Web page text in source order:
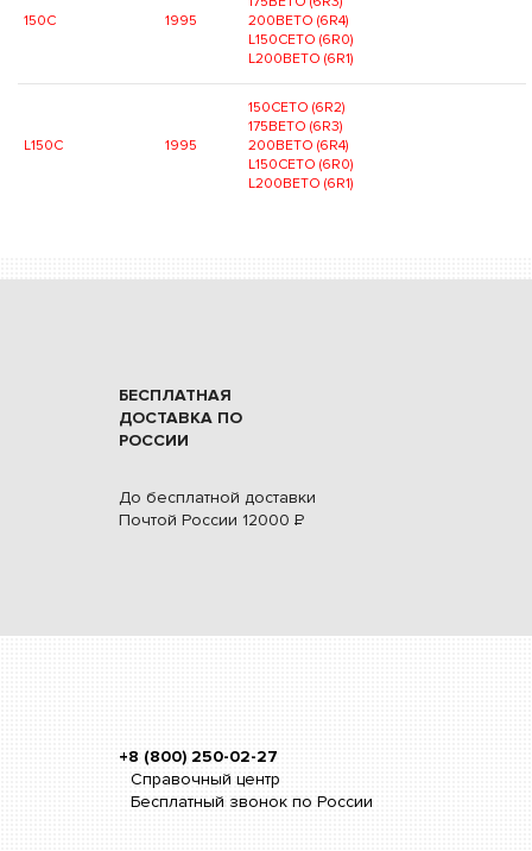
БЕСПЛАТНАЯ
ДОСТАВКА ПО
РОССИИ
До бесплатной доставки
Почтой России 12000 Р
+8 (800) 250-02-27
Справочный центр
Бесплатный звонок по России
150C 1995
200BETO (6R4)
L150CETO (6R0)
L200BETO (6R1)
L150C 1995
150CETO (6R2)
175BETO (6R3)
200BETO (6R4)
L150CETO (6R0)
L200BETO (6R1)